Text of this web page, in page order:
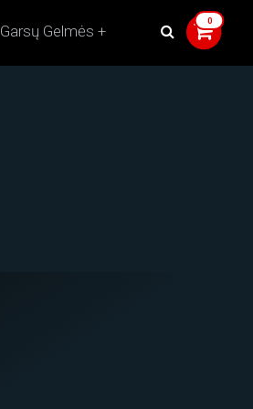
Garsų Gelmės